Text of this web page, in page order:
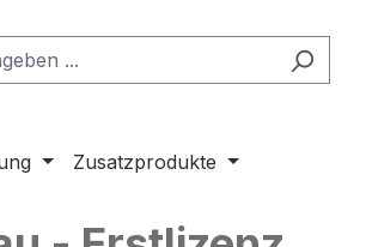
Zusatzprodukte